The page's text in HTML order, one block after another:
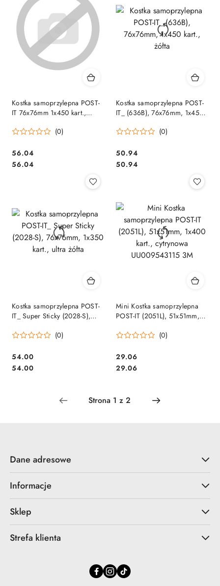
Kostka samoprzylepna POST-
IT 76x76mm 1x450 kart.,
4046719274116
(0)
Cena:
56.04
Cena:
56.04
Kostka samoprzylepna POST-
IT_ (636B), 76x76mm, 1x450
(0)
Cena:
50.94
Cena:
50.94
Kostka samoprzylepna POST-
IT_ Super Sticky (2028-S),
żółta
(0)
Cena:
54.00
Cena:
54.00
Mini Kostka samoprzylepna
POST-IT (2051L), 51x51mm,
UU009543115 3M
(0)
Cena:
29.06
Cena:
29.06
Dane adresowe
Informacje
Sklep
Strefa klienta